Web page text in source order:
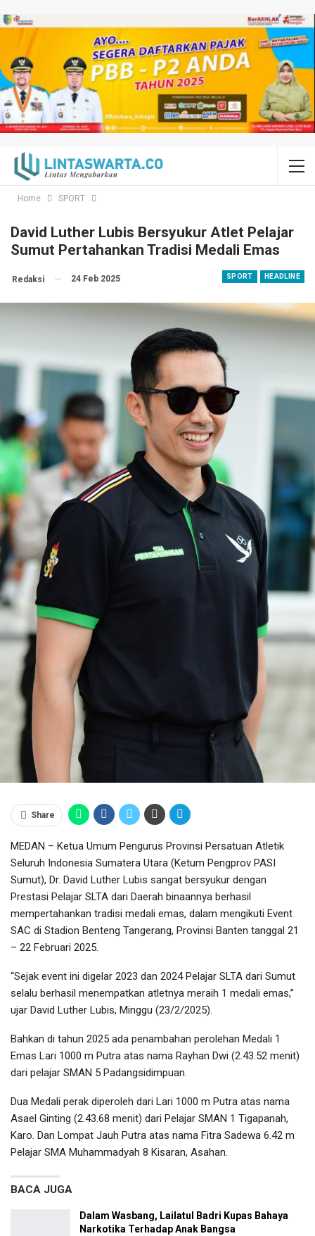
Home SPORT
David Luther Lubis Bersyukur Atlet Pelajar
Sumut Pertahankan Tradisi Medali Emas
SPORT HEADLINE
Redaksi 24 Feb 2025
Share
MEDAN – Ketua Umum Pengurus Provinsi Persatuan Atletik
Seluruh Indonesia Sumatera Utara (Ketum Pengprov PASI
Sumut), Dr. David Luther Lubis sangat bersyukur dengan
Prestasi Pelajar SLTA dari Daerah binaannya berhasil
mempertahankan tradisi medali emas, dalam mengikuti Event
SAC di Stadion Benteng Tangerang, Provinsi Banten tanggal 21
– 22 Februari 2025.
“Sejak event ini digelar 2023 dan 2024 Pelajar SLTA dari Sumut
selalu berhasil menempatkan atletnya meraih 1 medali emas,”
ujar David Luther Lubis, Minggu (23/2/2025).
Bahkan di tahun 2025 ada penambahan perolehan Medali 1
Emas Lari 1000 m Putra atas nama Rayhan Dwi (2.43.52 menit)
dari pelajar SMAN 5 Padangsidimpuan.
Dua Medali perak diperoleh dari Lari 1000 m Putra atas nama
Asael Ginting (2.43.68 menit) dari Pelajar SMAN 1 Tigapanah,
Karo. Dan Lompat Jauh Putra atas nama Fitra Sadewa 6.42 m
Pelajar SMA Muhammadyah 8 Kisaran, Asahan.
BACA JUGA
Dalam Wasbang, Lailatul Badri Kupas Bahaya
Narkotika Terhadap Anak Bangsa